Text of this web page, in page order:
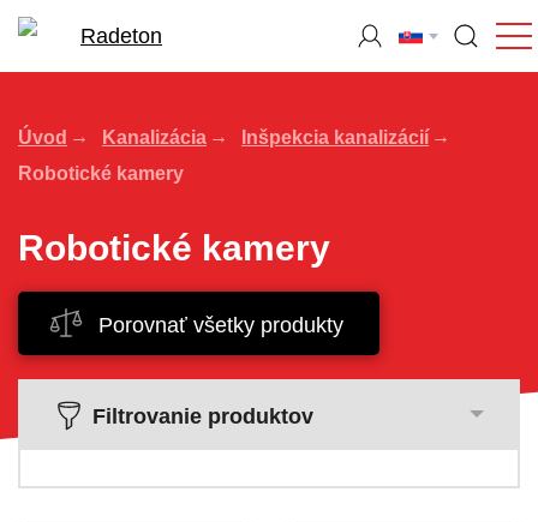
Úvod Kanalizácia
Inšpekcia kanalizácií
Robotické kamery
Robotické kamery
Porovnať všetky produkty
Filtrovanie produktov